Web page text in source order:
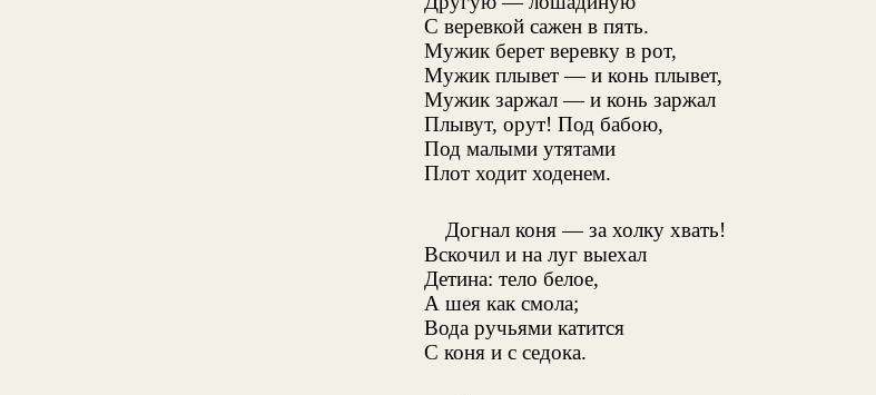
С веревкой сажен в пять.
Мужик берет веревку в рот,
Мужик плывет — и конь плывет,
Мужик заржал — и конь заржал
Плывут, орут! Под бабою,
Под малыми утятами
Плот ходит ходенем.
Догнал коня — за холку хвать!
Вскочил и на луг выехал
Детина: тело белое,
А шея как смола;
Вода ручьями катится
С коня и с седока.